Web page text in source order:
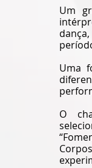
Um
Uma
O